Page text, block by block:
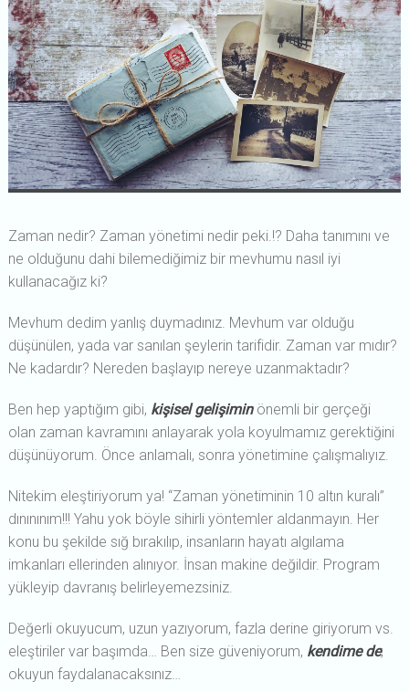
Zaman nedir? Zaman yönetimi nedir peki.!? Daha tanımını ve
ne olduğunu dahi bilemediğimiz bir mevhumu nasıl iyi
kullanacağız ki?
Mevhum dedim yanlış duymadınız. Mevhum var olduğu
düşünülen, yada var sanılan şeylerin tarifidir. Zaman var mıdır?
Ne kadardır? Nereden başlayıp nereye uzanmaktadır?
Ben hep yaptığım gibi, kişisel gelişiminönemli bir gerçeği
olan zaman kavramını anlayarak yola koyulmamız gerektiğini
düşünüyorum. Önce anlamalı, sonra yönetimine çalışmalıyız.
Nitekim eleştiriyorum ya! “Zaman yönetiminin 10 altın kuralı”
dınınınım!!! Yahu yok böyle sihirli yöntemler aldanmayın. Her
konu bu şekilde sığ bırakılıp, insanların hayatı algılama
imkanları ellerinden alınıyor. İnsan makine değildir. Program
yükleyip davranış belirleyemezsiniz.
Değerli okuyucum, uzun yazıyorum, fazla derine giriyorum vs.
eleştiriler var başımda… Ben size güveniyorum, kendime de;
okuyun faydalanacaksınız…